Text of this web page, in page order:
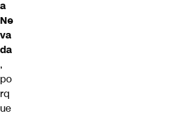
a
Ne
va
da
,
po
rq
ue